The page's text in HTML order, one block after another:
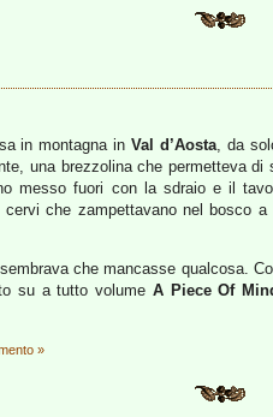
in montagna inVal d’Aosta, da
una brezzolina che permetteva
messo fuori con la sdraio e il
che zampettavano nel bosco
che mancasse qualcosa.
su a tutto volume A Piece Of
»